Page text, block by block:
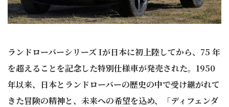
ランドローバーシリーズ Iが日本に初上陸してから、75 年
を超えることを記念した特別仕様車が発売された。1950
年以来、日本とランドローバーの歴史の中で受け継がれて
きた冒険の精神と、未来への希望を込め、「ディフェンダ